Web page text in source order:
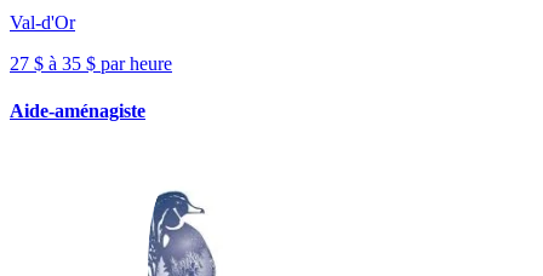
Val-d'Or
27 $ à 35 $ par heure
Aide-aménagiste